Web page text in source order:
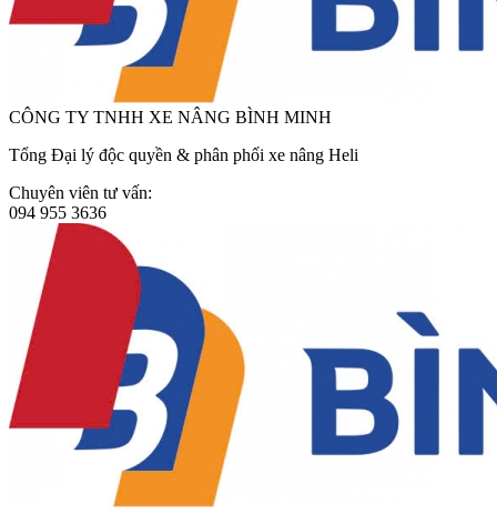
CÔNG TY TNHH XE NÂNG BÌNH MINH
Tổng Đại lý độc quyền & phân phối xe nâng Heli
Chuyên viên tư vấn:
094 955 3636